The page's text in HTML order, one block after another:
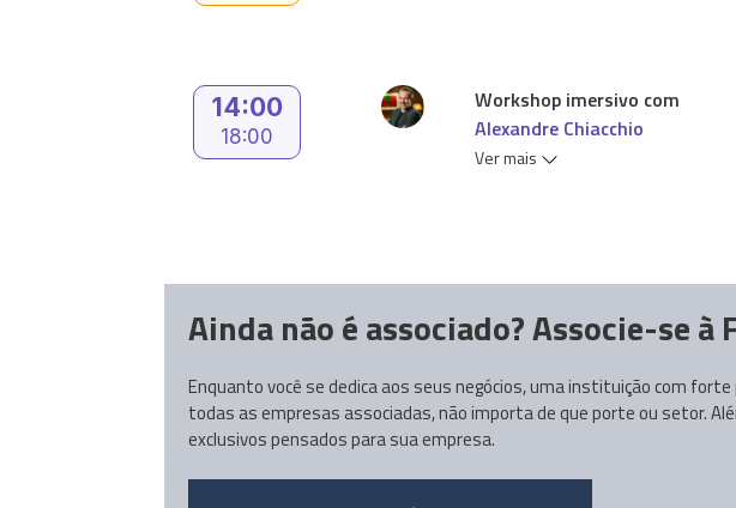
14:00
18:00
Workshop imersivo com
Alexandre Chiacchio
Ver mais
Ainda não é associado? Associe-se à
Enquanto você se dedica aos seus negócios, uma instituição com
todas as empresas associadas, não importa de que porte ou setor.
exclusivos pensados para sua empresa.